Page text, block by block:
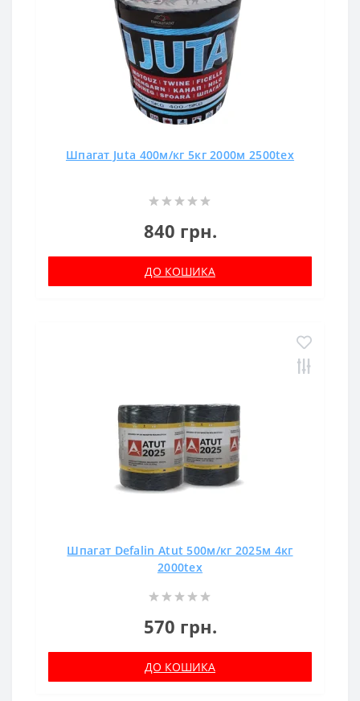
Шпагат Juta 400м/кг 5кг 2000м 2500tex
840 грн.
ДО КОШИКА
Шпагат Defalin Atut 500м/кг 2025м 4кг
2000tex
570 грн.
ДО КОШИКА